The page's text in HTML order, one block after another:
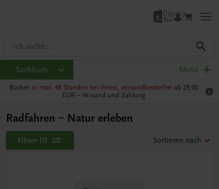
Sachbuch Menü
Bücher in max. 48 Stunden bei Ihnen, versandkostenfrei ab 29,00
EUR – Versand und Zahlung
Radfahren – Natur erleben
Filtern (1) Sortieren nach